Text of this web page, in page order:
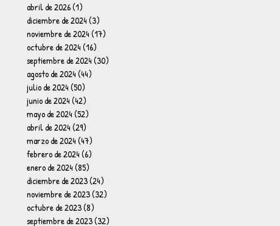
abril de 2026(1)
diciembre de 2024(3)
noviembre de 2024(17)
octubre de 2024(16)
septiembre de 2024(30)
agosto de 2024(44)
julio de 2024(50)
junio de 2024(42)
mayo de 2024(52)
abril de 2024(29)
marzo de 2024(47)
febrero de 2024(6)
enero de 2024(85)
diciembre de 2023(24)
noviembre de 2023(32)
octubre de 2023(8)
septiembre de 2023(32)